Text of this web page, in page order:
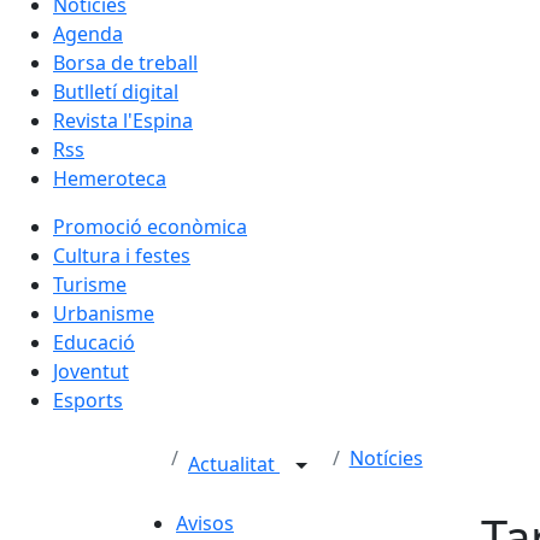
Agenda
Borsa de treball
Butlletí digital
Revista l'Espina
Rss
Hemeroteca
Promoció econòmica
Cultura i festes
Turisme
Urbanisme
Educació
Joventut
Esports
Actualitat Notícies
Avisos